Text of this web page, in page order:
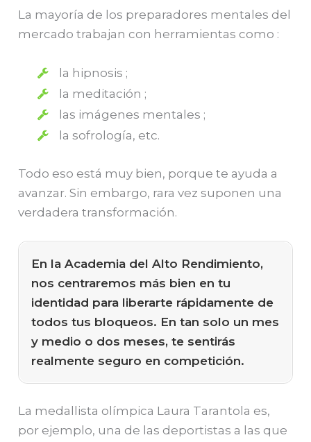
La mayoría de los preparadores mentales del
mercado trabajan con herramientas como :
la hipnosis ;
la meditación ;
las imágenes mentales ;
la sofrología, etc.
Todo eso está muy bien, porque te ayuda a
avanzar. Sin embargo, rara vez suponen una
verdadera transformación.
En la Academia del Alto Rendimiento,
nos centraremos más bien en tu
identidad para liberarte rápidamente de
todos tus bloqueos. En tan solo un mes
y medio o dos meses, te sentirás
realmente seguro en competición.
La medallista olímpica Laura Tarantola es,
por ejemplo, una de las deportistas a las que